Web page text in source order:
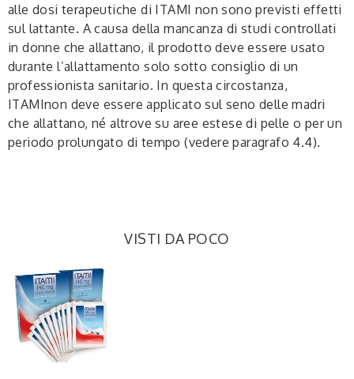
alle dosi terapeutiche di ITAMI non sono previsti effetti
sul lattante. A causa della mancanza di studi controllati
in donne che allattano, il prodotto deve essere usato
durante l’allattamento solo sotto consiglio di un
professionista sanitario. In questa circostanza,
ITAMInon deve essere applicato sul seno delle madri
che allattano, né altrove su aree estese di pelle o per un
periodo prolungato di tempo (vedere paragrafo 4.4).
VISTI DA POCO